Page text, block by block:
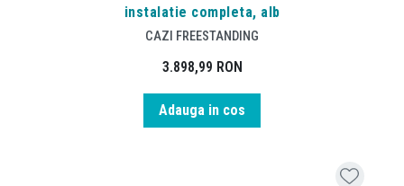
instalatie completa, alb
CAZI FREESTANDING
3.898,99 RON
Adauga in cos